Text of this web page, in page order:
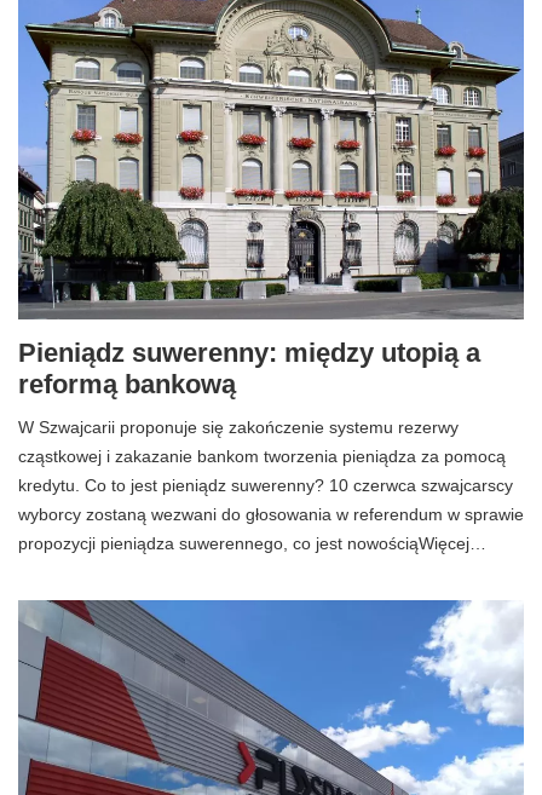
Pieniądz suwerenny: między utopią a
reformą bankową
W Szwajcarii proponuje się zakończenie systemu rezerwy
cząstkowej i zakazanie bankom tworzenia pieniądza za pomocą
kredytu. Co to jest pieniądz suwerenny? 10 czerwca szwajcarscy
wyborcy zostaną wezwani do głosowania w referendum w sprawie
propozycji pieniądza suwerennego, co jest nowościąWięcej…